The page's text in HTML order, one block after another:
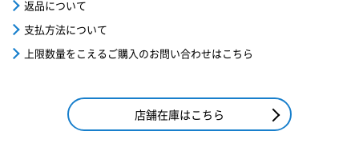
返品について
支払方法について
上限数量をこえるご購入のお問い合わせはこちら
店舗在庫はこちら